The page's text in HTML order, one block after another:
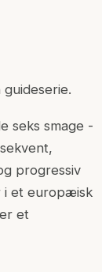
seks smage -
progressiv
i et europæisk
et